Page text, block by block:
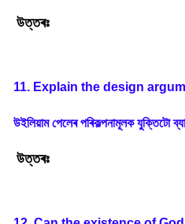
উত্তৰঃ
11. Explain the design
উইলিয়াম পেলেৰ পৰিকল্পনামূলক যুক্তিটো
উত্তৰঃ